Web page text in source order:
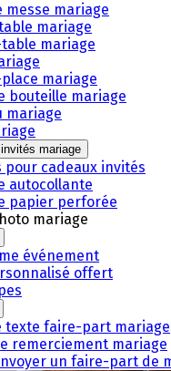
messe mariage
mariage
mariage
mariage
bouteille mariage
mariage
mariage
pour cadeaux invités
autocollante
papier perforée
mariage
événement
offert
texte faire-part mariage
remerciement mariage
un faire-part de